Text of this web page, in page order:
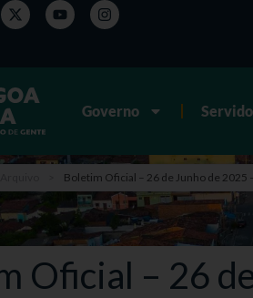
Governo
Boletim Oficial – 26 de Junho de 2025
Oficial – 26